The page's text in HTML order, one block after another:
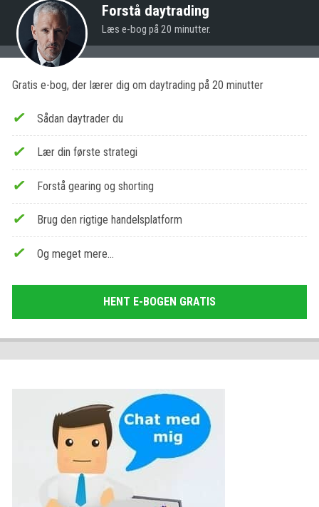
Forstå daytrading
Læs e-bog på 20 minutter.
Gratis e-bog, der lærer dig om daytrading på 20 minutter
Sådan daytrader du
Lær din første strategi
Forstå gearing og shorting
Brug den rigtige handelsplatform
Og meget mere…
HENT E-BOGEN GRATIS